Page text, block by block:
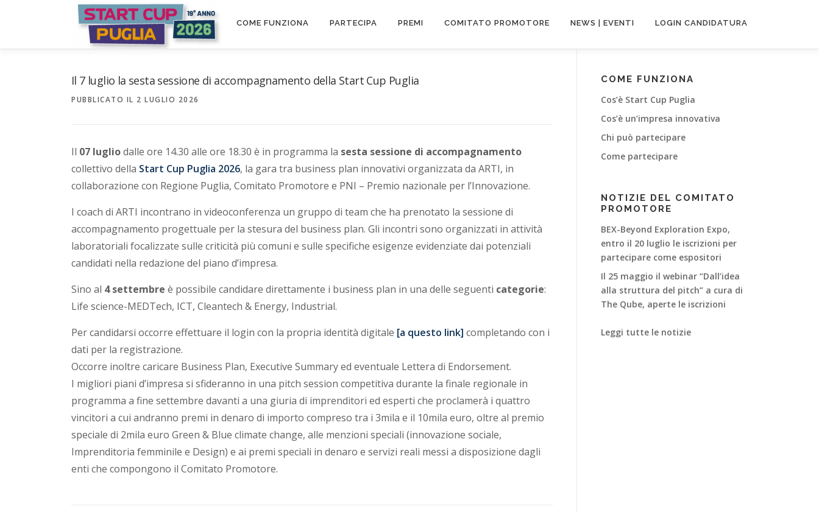
t
COME FUNZIONA PARTECIPA PREMI COMITATO PROMOTORE NEWS | EVENTI LOGIN CANDIDATURA
Il 7 luglio la sesta sessione di accompagnamento della Start Cup Puglia
PUBBLICATO IL 2 LUGLIO 2026
Il 07 lugliodalle ore 14.30 alle ore 18.30 è in programma la sesta sessione di accompagnamento
collettivo della Start Cup Puglia 2026, la gara tra business plan innovativi organizzata da ARTI, in
collaborazione con Regione Puglia, Comitato Promotore e PNI – Premio nazionale per l’Innovazione.
I coach di ARTI incontrano in videoconferenza un gruppo di team che ha prenotato la sessione di
accompagnamento progettuale per la stesura del business plan. Gli incontri sono organizzati in attività
laboratoriali focalizzate sulle criticità più comuni e sulle specifiche esigenze evidenziate dai potenziali
candidati nella redazione del piano d’impresa.
Sino al 4 settembre è possibile candidare direttamente i business plan in una delle seguenti categorie:
Life science-MEDTech, ICT, Cleantech & Energy, Industrial.
Per candidarsi occorre effettuare il login con la propria identità digitale [a questo link] completando con i
dati per la registrazione.
Occorre inoltre caricare Business Plan, Executive Summary ed eventuale Lettera di Endorsement.
I migliori piani d’impresa si sfideranno in una pitch session competitiva durante la finale regionale in
programma a fine settembre davanti a una giuria di imprenditori ed esperti che proclamerà i quattro
vincitori a cui andranno premi in denaro di importo compreso tra i 3mila e il 10mila euro, oltre al premio
speciale di 2mila euro Green & Blue climate change, alle menzioni speciali (innovazione sociale,
Imprenditoria femminile e Design) e ai premi speciali in denaro e servizi reali messi a disposizione dagli
enti che compongono il Comitato Promotore.
COME FUNZIONA
Cos’è Start Cup Puglia
Cos’è un’impresa innovativa
Chi può partecipare
Come partecipare
NOTIZIE DEL COMITATO
PROMOTORE
BEX-Beyond Exploration Expo,
entro il 20 luglio le iscrizioni per
partecipare come espositori
Il 25 maggio il webinar “Dall’idea
alla struttura del pitch” a cura di
The Qube, aperte le iscrizioni
Leggi tutte le notizie